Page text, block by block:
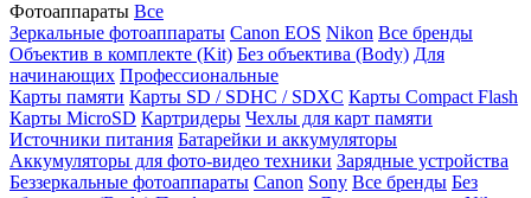
Фотоаппараты Все
Зеркальные фотоаппараты Canon EOS Nikon Все бренды
Объектив в комплекте (Kit) Без объектива (Body) Для
начинающих Профессиональные
Карты памяти Карты SD / SDHC / SDXC Карты Compact Flash
Карты MicroSD Картридеры Чехлы для карт памяти
Источники питания Батарейки и аккумуляторы
Аккумуляторы для фото-видео техники Зарядные устройства
Беззеркальные фотоаппараты Canon Sony Все бренды Без